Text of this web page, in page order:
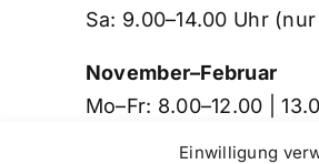
Einwilligung
Sa: 9.00–14.00 Uhr
November–Februar
Mo–Fr: 8.00–12.00 |
Sa geschlossen